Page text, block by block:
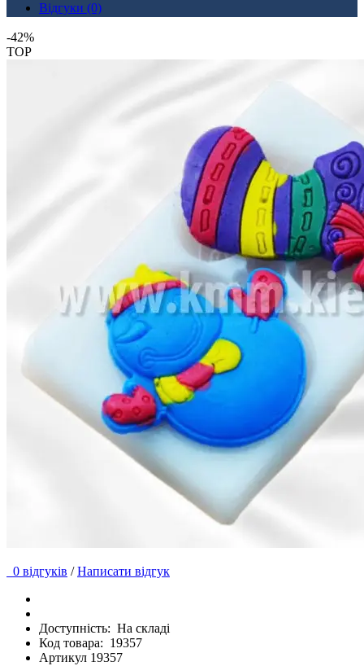
Відгуки (0)
-42%
TOP
0 відгуків / Написати відгук
Доступність: На складі
Код товара: 19357
Артикул 19357